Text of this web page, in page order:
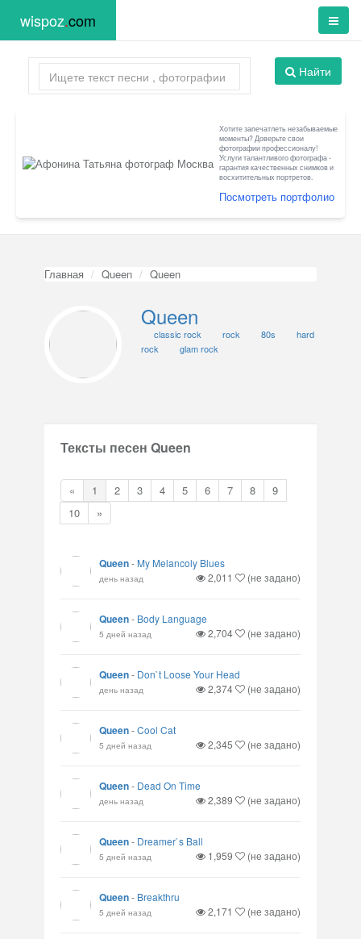
wispoz.com
Найти
Хотите запечатлеть незабываемые
моменты? Доверьте свои
фотографии профессионалу!
Услуги талантливого фотографа -
гарантия качественных снимков и
восхитительных портретов.
Посмотреть портфолио
Главная Queen Queen
Queen
classic rock rock 80s
hard
rock
glam rock
Тексты песен Queen
« 1 2 3 4 5 6 7 8
9
10
»
Queen- My Melancoly Blues
день назад 2,011 (не задано)
Queen- Body Language
5 дней назад 2,704 (не задано)
Queen- Don`t Loose Your Head
день назад 2,374 (не задано)
Queen-Cool Cat
5 дней назад 2,345 (не задано)
Queen- Dead On Time
день назад 2,389 (не задано)
Queen- Dreamer`s Ball
5 дней назад 1,959 (не задано)
Queen- Breakthru
5 дней назад 2,171 (не задано)